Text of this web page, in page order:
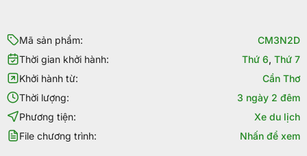
Mã sản phẩm:
CM3N2D
Thời gian khởi hành:
Thứ 6,Thứ 7
Khởi hành từ:
Cần Thơ
Thời lượng:
3 ngày 2 đêm
Phương tiện:
Xe du lịch
File chương trình:
Nhấn để xem